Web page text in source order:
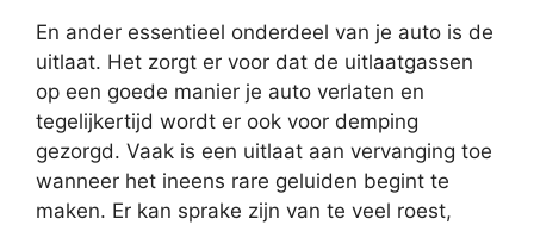
En ander essentieel onderdeel van je auto is de
uitlaat. Het zorgt er voor dat de uitlaatgassen
op een goede manier je auto verlaten en
tegelijkertijd wordt er ook voor demping
gezorgd. Vaak is een uitlaat aan vervanging toe
wanneer het ineens rare geluiden begint te
maken. Er kan sprake zijn van te veel roest,